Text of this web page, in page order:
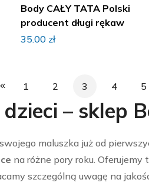
Body CAŁY TATA Polski
producent długi rękaw
35.00 zł
1 2 3 4 5
– sklep
maluszka już od
na różne pory roku. Oferujemy
szczególną uwagę na